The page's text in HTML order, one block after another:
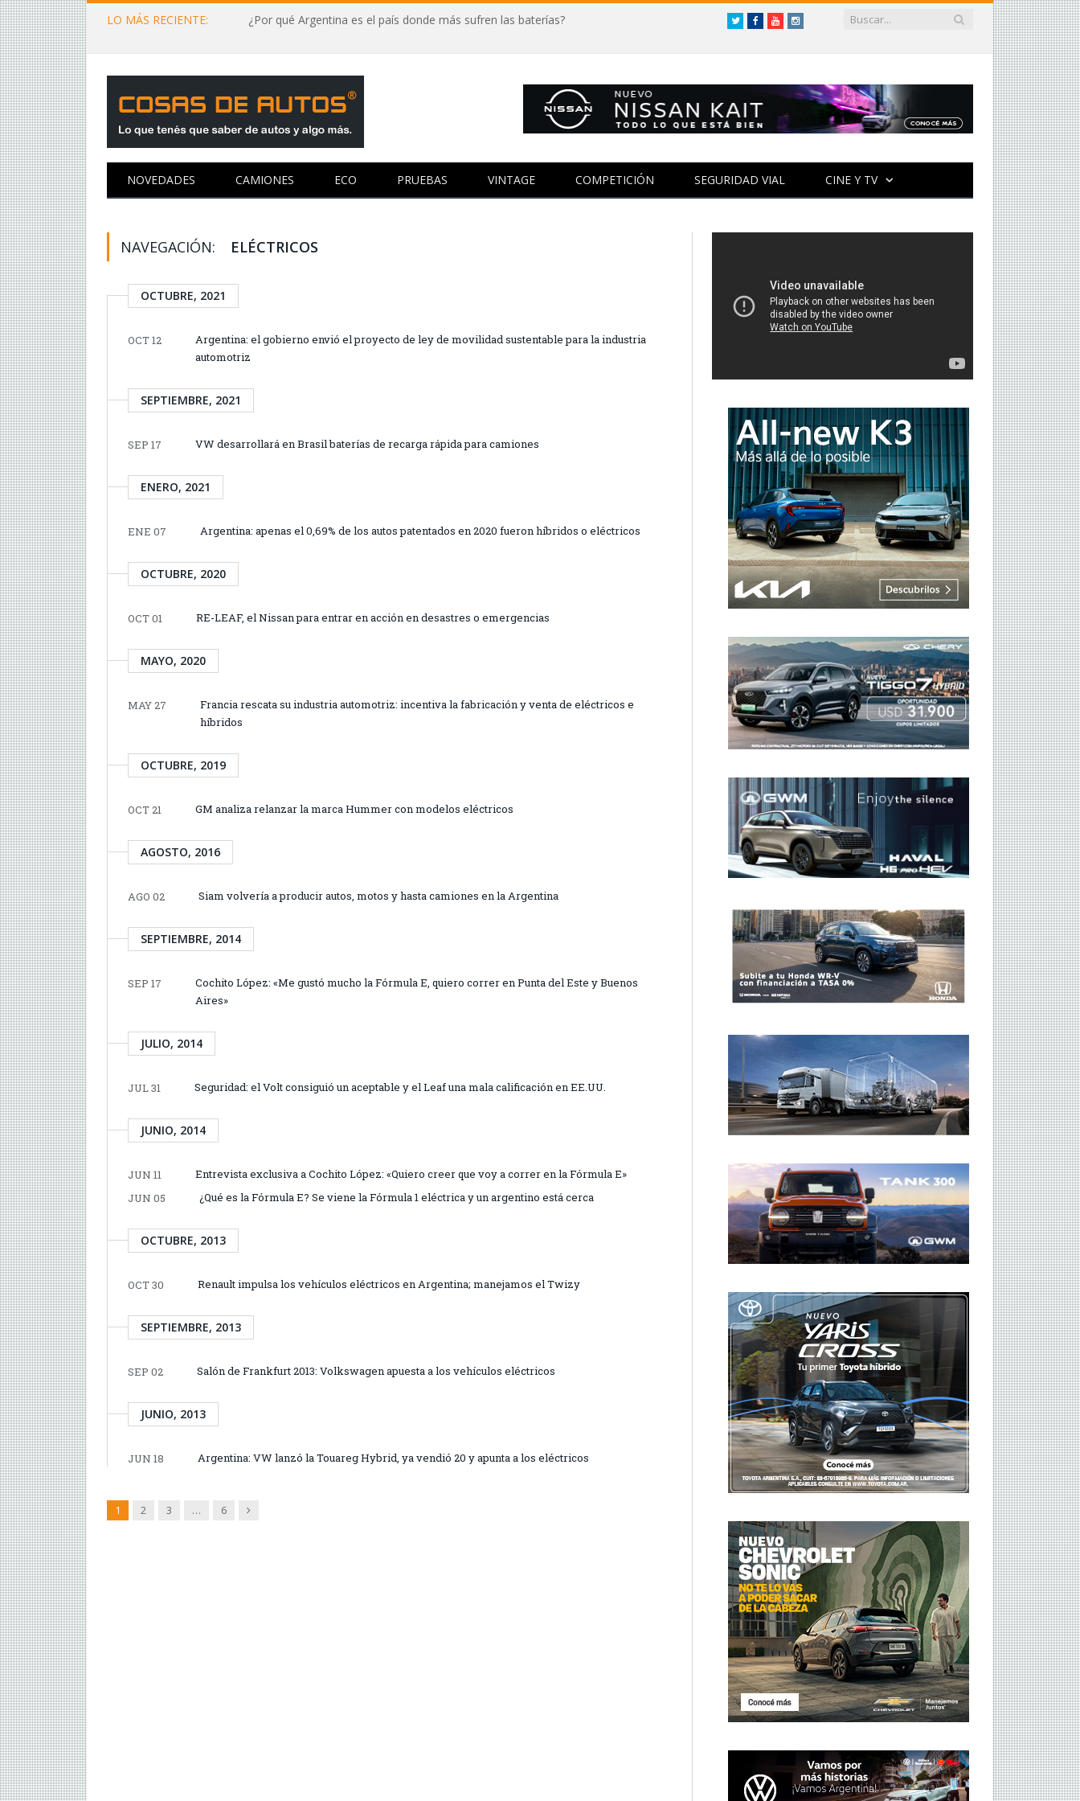
LO MÁS RECIENTE: ¿Por qué Argentina es el país donde más sufren las baterías? TwitterFacebookYouTubeInstagram
NOVEDADES CAMIONES ECO PRUEBAS VINTAGE COMPETICIÓN SEGURIDAD VIAL CINE Y TV
NAVEGACIÓN: ELÉCTRICOS
OCTUBRE, 2021
OCT 12
Argentina: el gobierno envió el proyecto de ley de movilidad sustentable para la industria
automotriz
SEPTIEMBRE, 2021
SEP 17 VW desarrollará en Brasil baterías de recarga rápida para camiones
ENERO, 2021
ENE 07 Argentina: apenas el 0,69% de los autos patentados en 2020 fueron híbridos o eléctricos
OCTUBRE, 2020
OCT 01 RE-LEAF, el Nissan para entrar en acción en desastres o emergencias
MAYO, 2020
MAY 27
Francia rescata su industria automotriz: incentiva la fabricación y venta de eléctricos e
híbridos
OCTUBRE, 2019
OCT 21 GM analiza relanzar la marca Hummer con modelos eléctricos
AGOSTO, 2016
AGO 02 Siam volvería a producir autos, motos y hasta camiones en la Argentina
SEPTIEMBRE, 2014
SEP 17
Cochito López: «Me gustó mucho la Fórmula E, quiero correr en Punta del Este y Buenos
Aires»
JULIO, 2014
JUL 31 Seguridad: el Volt consiguió un aceptable y el Leaf una mala calificación en EE.UU.
JUNIO, 2014
JUN 11
Entrevista exclusiva a Cochito López: «Quiero creer que voy a correr en la Fórmula E»
JUN 05
¿Qué es la Fórmula E? Se viene la Fórmula 1 eléctrica y un argentino está cerca
OCTUBRE, 2013
OCT 30 Renault impulsa los vehículos eléctricos en Argentina; manejamos el Twizy
SEPTIEMBRE, 2013
SEP 02 Salón de Frankfurt 2013: Volkswagen apuesta a los vehículos eléctricos
JUNIO, 2013
JUN 18 Argentina: VW lanzó la Touareg Hybrid, ya vendió 20 y apunta a los eléctricos
1 2 3 … 6 Siguiente